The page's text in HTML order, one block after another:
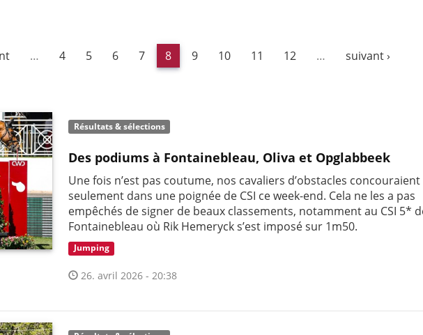
… 4 5 6 7 8 9 10 11 12 …
suivant ›
Résultats & sélections
Des podiums à Fontainebleau, Oliva et Opglabbeek
Une fois n’est pas coutume, nos cavaliers d’obstacles concouraient
seulement dans une poignée de CSI ce week-end. Cela ne les a pas
empêchés de signer de beaux classements, notamment au CSI 5*
Fontainebleau où Rik Hemeryck s’est imposé sur 1m50.
Jumping
26. avril 2026 - 20:38